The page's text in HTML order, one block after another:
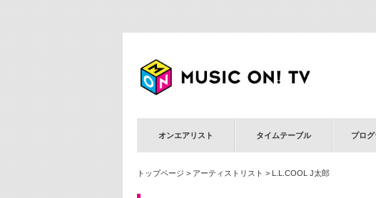
オンエアリスト タイムテーブル プロ
トップページ > アーティストリスト > L.L.COOL J太郎